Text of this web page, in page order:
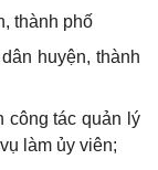
thành phố
huyện, thành
công tác quản lý
làm ủy viên;